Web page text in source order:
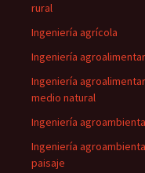
rural
Ingeniería agrícola
Ingeniería
Ingeniería
medio natural
Ingeniería
Ingeniería
paisaje